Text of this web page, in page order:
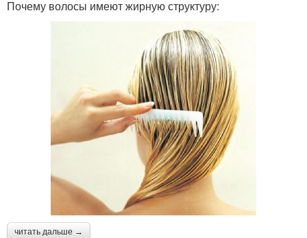
Почему волосы имеют жирную структуру:
читать дальше →